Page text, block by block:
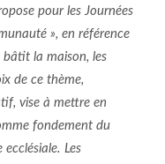
pour les Journées
», en référence
bâtit la maison, les
de ce thème,
vise à mettre en
fondement du
Les